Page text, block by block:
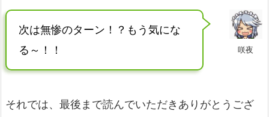
咲夜
次は無惨のターン！？もう気にな
る～！！
それでは、最後まで読んでいただきありがとうござ